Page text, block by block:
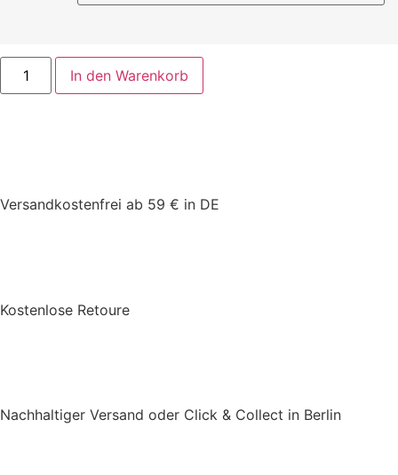
In den Warenkorb
Versandkostenfrei ab 59 € in DE
Kostenlose Retoure
Nachhaltiger Versand oder Click & Collect in Berlin